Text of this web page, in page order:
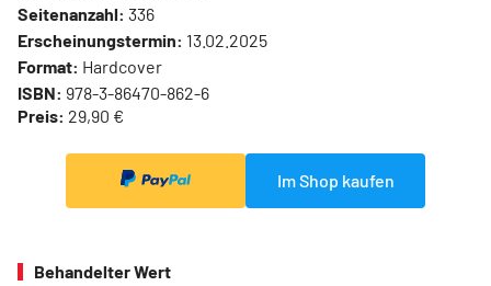
Seitenanzahl: 336
Erscheinungstermin: 13.02.2025
Format: Hardcover
ISBN: 978-3-86470-862-6
Preis: 29,90 €
Im Shop kaufen
Behandelter Wert